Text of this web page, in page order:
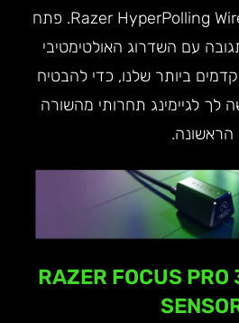
עם ה-Razer HyperPolling Wireless Dongle. פתח
עם השדרוג האולטימטיבי
ביותר שלנו, כדי להבטיח
לך לגיימינג תחרותי מהשורה
הראשונה.
RAZER FOCUS